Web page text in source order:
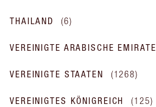
THAILAND (6)
VEREINIGTE ARABISCHE EMIRATE
VEREINIGTE STAATEN (1268)
VEREINIGTES KÖNIGREICH (125)